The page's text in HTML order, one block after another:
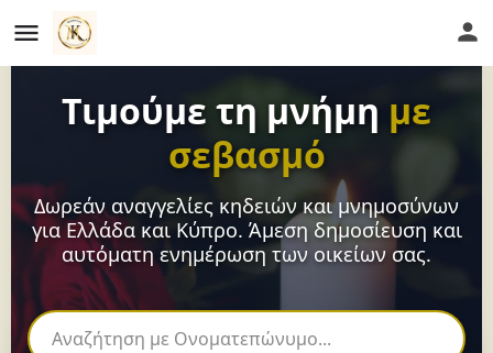
Τιμούμε τη μνήμη με
σεβασμό
Δωρεάν αναγγελίες κηδειών και μνημοσύνων
για Ελλάδα και Κύπρο. Άμεση δημοσίευση και
αυτόματη ενημέρωση των οικείων σας.